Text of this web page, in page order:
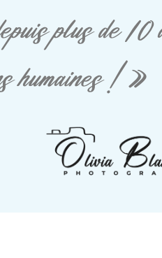
plus de 10
humaines ! »